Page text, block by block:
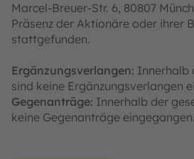
Marcel-Breuer-Str. 6, 80807
Präsenz der Aktionäre oder ihrer
stattgefunden.
Ergänzungsverlangen: Innerhalb
sind keine Ergänzungsverlangen
Gegenanträge: Innerhalb der
keine Gegenanträge eingegangen.